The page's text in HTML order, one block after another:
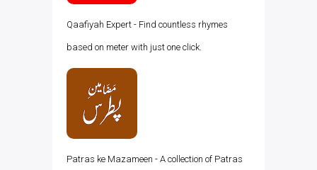
Qaafiyah Expert - Find countless rhymes
based on meter with just one click.
Patras ke Mazameen - A collection of Patras